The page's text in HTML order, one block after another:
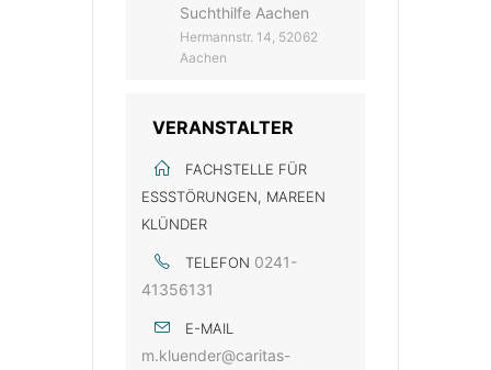
Suchthilfe Aachen
Hermannstr. 14, 52062
Aachen
VERANSTALTER
FACHSTELLE FÜR
ESSSTÖRUNGEN, MAREEN
KLÜNDER
TELEFON 0241-
41356131
E-MAIL
m.kluender@caritas-